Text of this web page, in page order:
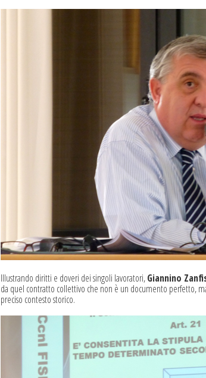
Illustrando diritti e doveri dei singoli lavoratori,Giannino
da quel contratto collettivo che non è un documento perfetto,
preciso contesto storico.